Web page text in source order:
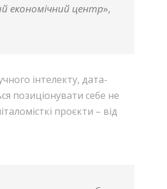
економічний центр»,
інтелекту, дата-
позиціонувати себе не
проєкти – від